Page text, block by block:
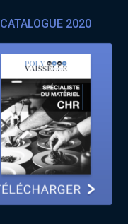
CATALOGUE 2020